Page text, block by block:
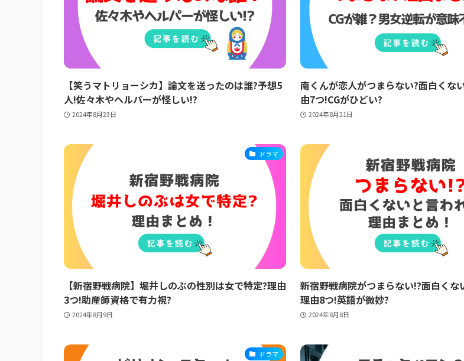
【笑うマトリョーシカ】論文を送ったのは誰?予想5
人!佐々木やヘルパーが怪しい!?
2024年8月23日
南くんが恋人がつまらない?面白くな
由7つ!CGがひどい?
2024年8月21日
ドラマ
【新宿野戦病院】堀井しのぶの性別は女で特定?理由
3つ!助産師資格で有力視?
2024年8月9日
新宿野戦病院がつまらない!?面白くな
理由8つ!英語が微妙?
2024年8月8日
ドラマ